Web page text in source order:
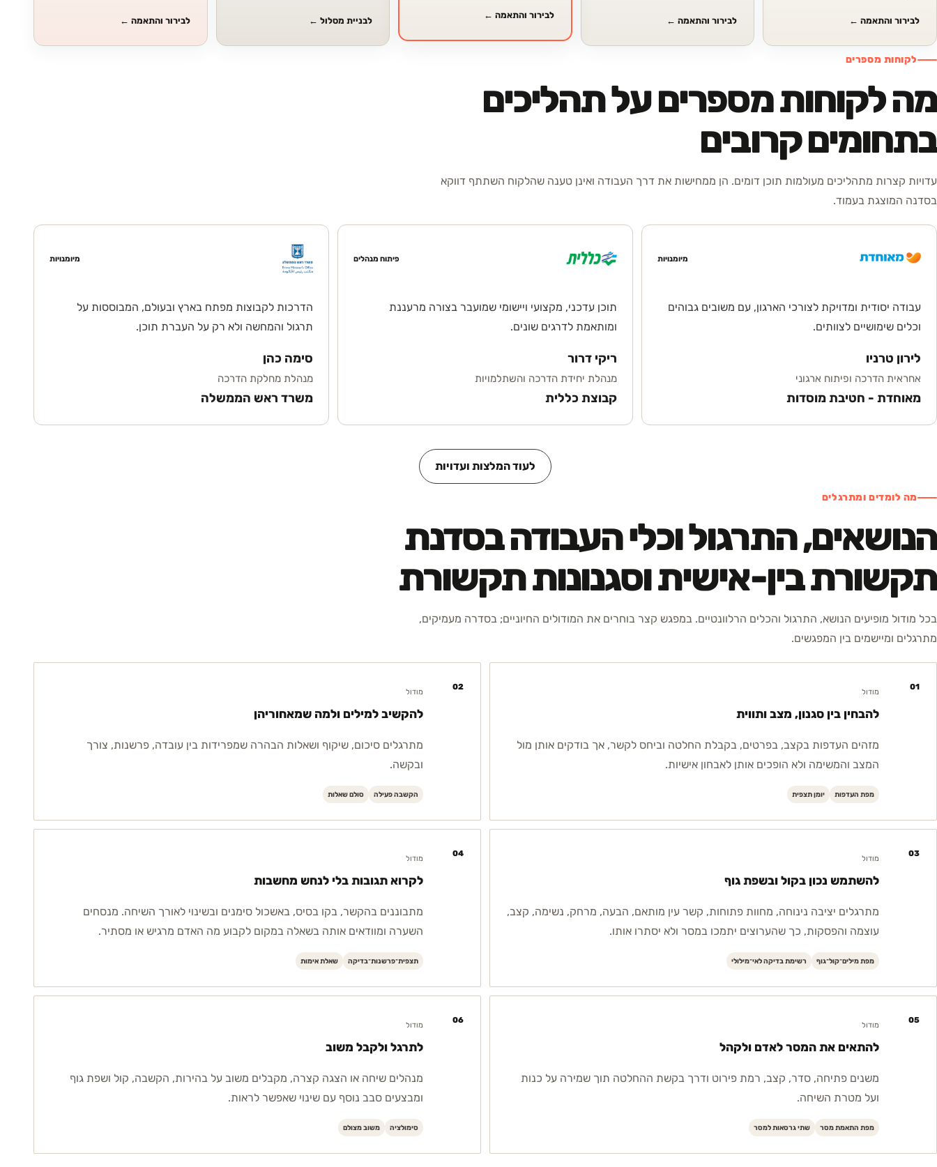
לבירור והתאמה ← לבירור והתאמה←
לבירור והתאמה ←
לבניית מסלול← לבירור והתאמה ←
לקוחות מספרים
מה לקוחות מספרים על תהליכים
בתחומים קרובים
עדויות קצרות מתהליכים מעולמות תוכן דומים. הן ממחישות את דרך העבודה ואינן טענה שהלקוח השתתף דווקא
בסדנה המוצגת בעמוד.
מיומנויות
עבודה יסודית ומדויקת לצורכי הארגון, עם משובים גבוהים
וכלים שימושיים לצוותים.
לירון טרניו
אחראית הדרכה ופיתוח ארגוני
מאוחדת - חטיבת מוסדות
פיתוח מנהלים
תוכן עדכני, מקצועי ויישומי שמועבר בצורה מרעננת
ומותאמת לדרגים שונים.
ריקי דרור
מנהלת יחידת הדרכה והשתלמויות
קבוצת כללית
מיומנויות
הדרכות לקבוצות מפתח בארץ ובעולם, המבוססות על
תרגול והמחשה ולא רק על העברת תוכן.
סימה כהן
מנהלת מחלקת הדרכה
משרד ראש הממשלה
לעוד המלצות ועדויות
מה לומדים ומתרגלים
הנושאים, התרגול וכלי העבודה בסדנת
תקשורת בין-אישית וסגנונות תקשורת
בכל מודול מופיעים הנושא, התרגול והכלים הרלוונטיים. במפגש קצר בוחרים את המודולים החיוניים; בסדרה מעמיקים,
מתרגלים ומיישמים בין המפגשים.
01
מודול
להבחין בין סגנון, מצב ותווית
מזהים העדפות בקצב, בפרטים, בקבלת החלטה וביחס לקשר, אך בודקים אותן מול
המצב והמשימה ולא הופכים אותן לאבחון אישיות.
מפת העדפות יומן תצפית
02
מודול
להקשיב למילים ולמה שמאחוריהן
מתרגלים סיכום, שיקוף ושאלות הבהרה שמפרידות בין עובדה, פרשנות, צורך
ובקשה.
הקשבה פעילה סולם שאלות
03
מודול
להשתמש נכון בקול ובשפת גוף
מתרגלים יציבה נינוחה, מחוות פתוחות, קשר עין מותאם, הבעה, מרחק, נשימה, קצב,
עוצמה והפסקות, כך שהערוצים יתמכו במסר ולא יסתרו אותו.
מפת מילים־קול־גוף רשימת בדיקה לאי־מילולי
04
מודול
לקרוא תגובות בלי לנחש מחשבות
מתבוננים בהקשר, בקו בסיס, באשכול סימנים ובשינוי לאורך השיחה. מנסחים
השערה ומוודאים אותה בשאלה במקום לקבוע מה האדם מרגיש או מסתיר.
תצפית־פרשנות־בדיקה שאלת אימות
05
מודול
להתאים את המסר לאדם ולקהל
משנים פתיחה, סדר, קצב, רמת פירוט ודרך בקשת ההחלטה תוך שמירה על כנות
ועל מטרת השיחה.
מפת התאמת מסר שתי גרסאות למסר
06
מודול
לתרגל ולקבל משוב
מנהלים שיחה או הצגה קצרה, מקבלים משוב על בהירות, הקשבה, קול ושפת גוף
ומבצעים סבב נוסף עם שינוי שאפשר לראות.
סימולציה משוב מצולם